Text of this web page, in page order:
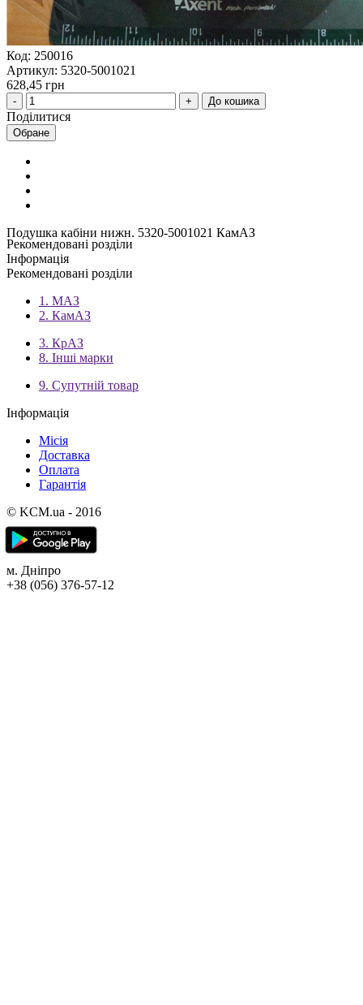
Код: 250016
Артикул: 5320-5001021
628,45 грн
До кошика
Поділитися
Обране
Подушка кабіни нижн. 5320-5001021 КамАЗ
Рекомендовані розділи
Інформація
Рекомендовані розділи
1. МАЗ
2. КамАЗ
3. КрАЗ
8. Інші марки
9. Супутній товар
Інформація
Місія
Доставка
Оплата
Гарантія
© KCM.ua - 2016
м. Дніпро
+38 (056) 376-57-12